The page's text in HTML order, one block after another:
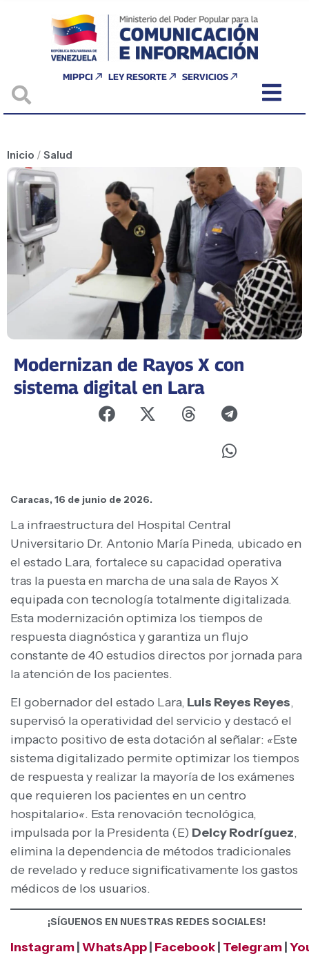
MIPPCI LEY RESORTE SERVICIOS
Inicio / Salud
Modernizan de Rayos X con
sistema digital en Lara
Caracas, 16 de junio de 2026.
La infraestructura del Hospital Central
Universitario Dr. Antonio María Pineda, ubicado en
el estado Lara, fortalece su capacidad operativa
tras la puesta en marcha de una sala de Rayos X
equipada con tecnología totalmente digitalizada.
Esta modernización optimiza los tiempos de
respuesta diagnóstica y garantiza un flujo
constante de 40 estudios directos por jornada para
la atención de los pacientes.
El gobernador del estado Lara, Luis Reyes Reyes,
supervisó la operatividad del servicio y destacó el
impacto positivo de esta dotación al señalar: «Este
sistema digitalizado permite optimizar los tiempos
de respuesta y realizar la mayoría de los exámenes
que requieren los pacientes en un centro
hospitalario«. Esta renovación tecnológica,
impulsada por la Presidenta (E) Delcy Rodríguez,
elimina la dependencia de métodos tradicionales
de revelado y reduce significativamente los gastos
médicos de los usuarios.
¡SÍGUENOS EN NUESTRAS REDES SOCIALES!
Instagram WhatsApp Facebook Telegram